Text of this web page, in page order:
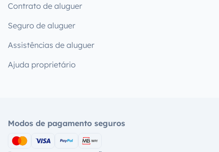
Contrato de aluguer
Seguro de aluguer
Assistências de aluguer
Ajuda proprietário
Modos de pagamento seguros